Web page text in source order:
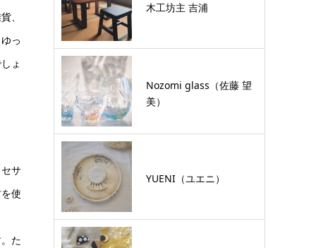
、
っ
ょ
サ
使
た
木工坊主 吉浦
Nozomi glass（佐藤 望
美）
YUENI（ユエニ）